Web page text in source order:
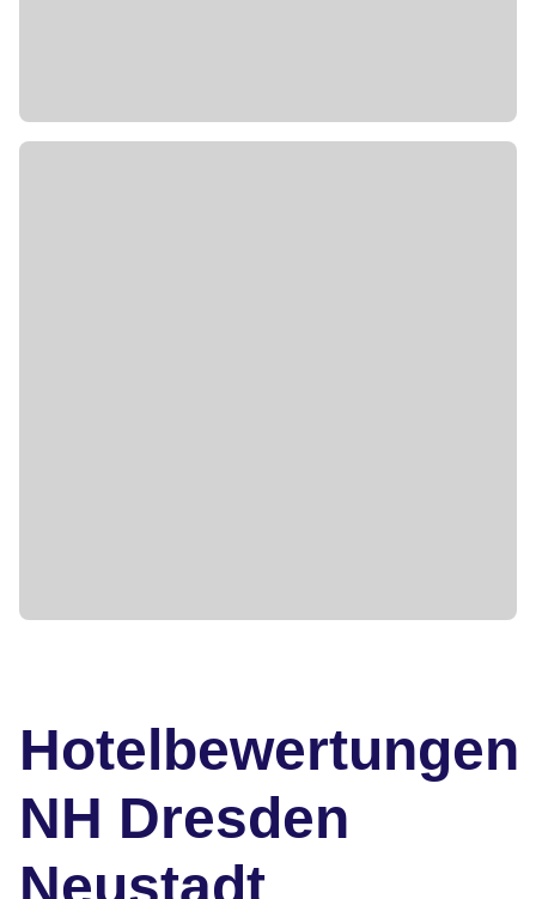
Hotelbewertungen
NH Dresden